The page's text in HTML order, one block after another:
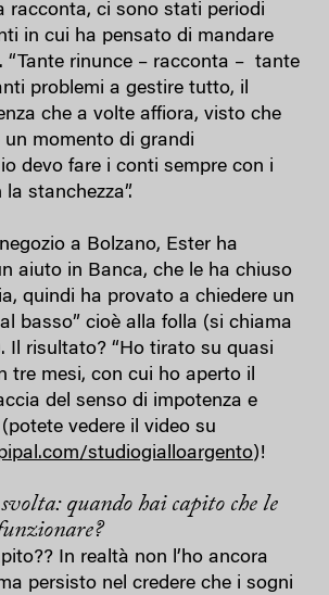
racconta, ci sono stati periodi
in cui ha pensato di mandare
“Tante rinunce – racconta – tante
problemi a gestire tutto, il
che a volte affiora, visto che
momento di grandi
devo fare i conti sempre con i
stanchezza”.
a Bolzano, Ester ha
aiuto in Banca, che le ha chiuso
quindi ha provato a chiedere un
basso” cioè alla folla (si chiama
Il risultato? “Ho tirato su quasi
tre mesi, con cui ho aperto il
del senso di impotenza e
vedere il video su
studiogialloargento)!
quando hai capito che le
In realtà non l’ho ancora
persisto nel credere che i sogni